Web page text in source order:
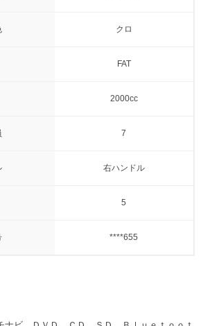
クロ
FAT
2000cc
7
右ハンドル
5
****655